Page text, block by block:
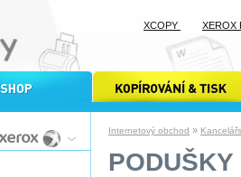
Internetový obchod »
PODUŠKY
xcopy kopírování a tisk xcopy
XCOPY XEROX